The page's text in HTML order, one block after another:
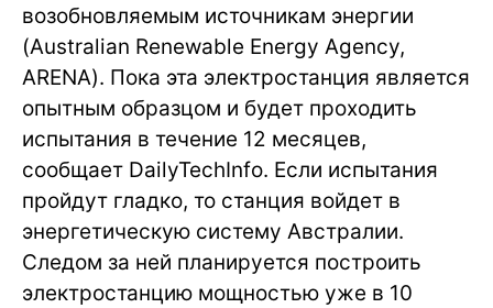
возобновляемым источникам энергии
(Australian Renewable Energy Agency,
ARENA). Пока эта электростанция является
опытным образцом и будет проходить
испытания в течение 12 месяцев,
сообщает DailyTechInfo. Если испытания
пройдут гладко, то станция войдет в
энергетическую систему Австралии.
Следом за ней планируется построить
электростанцию мощностью уже в 10